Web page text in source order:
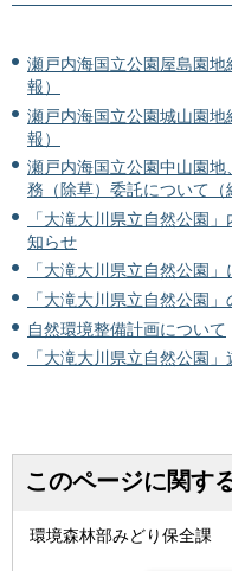
瀬戸内海国立公園屋島園
報）
瀬戸内海国立公園城山園
報）
瀬戸内海国立公園中山園
務（除草）委託について（
「大滝大川県立自然公園
知らせ
「大滝大川県立自然公園
「大滝大川県立自然公園
自然環境整備計画について
「大滝大川県立自然公園
このページに関す
環境森林部みどり保全課